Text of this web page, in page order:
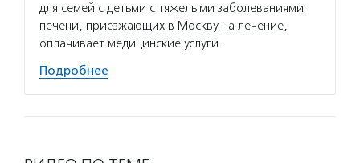
для семей с детьми с тяжелыми заболеваниями
печени, приезжающих в Москву на лечение,
оплачивает медицинские услуги…
Подробнее